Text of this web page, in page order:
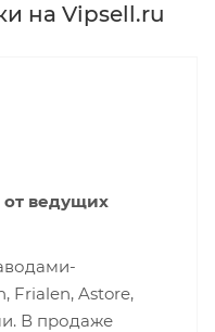
на Vipsell.ru
от ведущих
Frialen, Astore,
В продаже